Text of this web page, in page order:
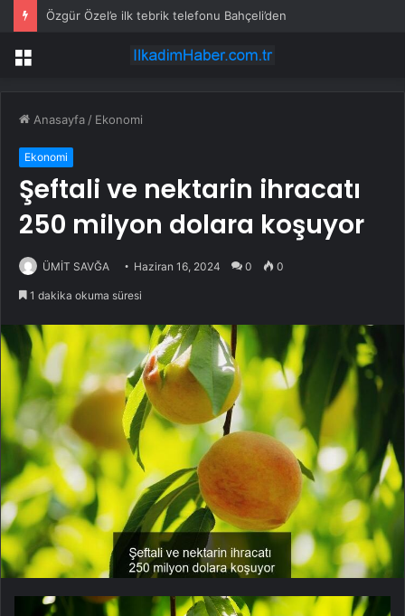
Özgür Özel’e ilk tebrik telefonu Bahçeli’den
Menü
Anasayfa / Ekonomi
Ekonomi
Şeftali ve nektarin ihracatı
250 milyon dolara koşuyor
ÜMİT SAVĞA Haziran 16, 2024 0 0
1 dakika okuma süresi